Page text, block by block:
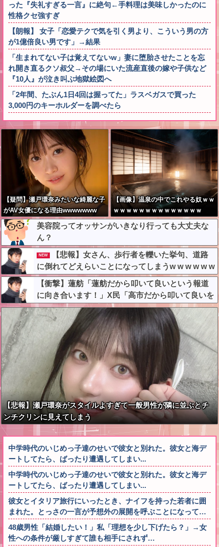
った『失礼すぎる一言』に絶句←手料理は美味しかったのに
性格クセ強すぎ
【朗報】 女子「恋愛テクで気を引く男より、こういう男の方
が1億倍良い男です」→結果
「生まれてない子は覚えてないw」妻に堕胎させたことを忘
れ開き直るクソ叔父→その場にいた流産直後の嫁や子供など
『10人』が泣き叫ぶ地獄絵図へ
「2年間、たぶん1日4回は握ってた」ラスベガスで買った
3,000円のキーホルダーを調べたら
【疑問】瀬戸環奈みたいな綺麗な子
がAV女優になる理由wwwwwww
【画像】温泉の中でこれやる奴ｗｗ
ｗｗｗｗｗｗｗｗｗｗｗｗｗｗ
美容院ってオッサンがいきなり行っても大丈夫な
ん？
NEW
【悲報】女さん、歩行者を轢いた挙句、道路
に倒れてどえらいことになってしまうw w w w w w
w
【衝撃】蓮舫「蓮舫だから叩いて良いという報道
に向き合います！」X民「高市だから叩いて良いを
やってるのがお前だろ」←これ…w w
【悲報】瀬戸環奈がスタイルよすぎて一般男性が隣に並ぶとチ
ンチクリンに見えてしまう
中学時代のいじめっ子達のせいで彼女と別れた。彼女と海デ
ートしてたら、ばったり遭遇してしまい...
中学時代のいじめっ子達のせいで彼女と別れた。彼女と海デ
ートしてたら、ばったり遭遇してしまい...
彼女とイタリア旅行にいったとき、ナイフを持った若者に囲
まれた。とっさの一言が予想外の展開を呼ぶことになって…
48歳男性「結婚したい！」私「理想を少し下げたら？」→女
性への条件が厳しすぎて誰も相手にされず…